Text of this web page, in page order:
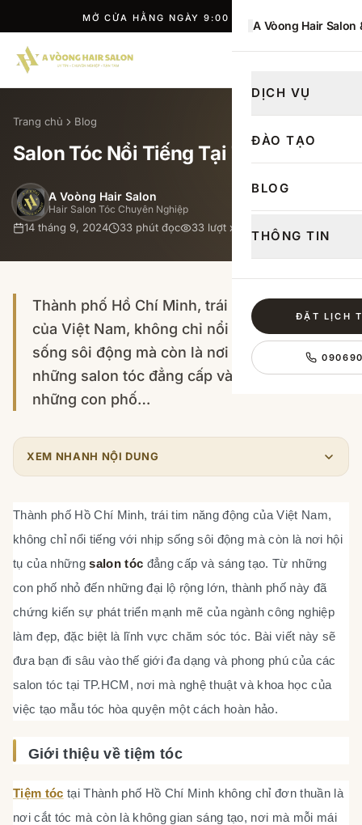
MỞ CỬA HẰNG NGÀY 9:00 — 21:00
A Vòong Hair Salon
DỊCH VỤ
ĐÀO TẠO
BLOG
THÔNG TIN
ĐẶT LỊCH
Trang chủ Blog
Salon Tóc Nổi Tiếng Tại TP.HCM
A Voòng Hair Salon
Hair Salon Tóc Chuyên Nghiệp
14 tháng 9, 2024 33 phút đọc 33 lượt xem
Thành phố Hồ Chí Minh, trái tim năng động
của Việt Nam, không chỉ nổi tiếng với nhịp
sống sôi động mà còn là nơi hội tụ của
những salon tóc đẳng cấp và sáng tạo. Từ
những con phố…
XEM NHANH NỘI DUNG
Thành phố Hồ Chí Minh, trái tim năng động của Việt Nam,
không chỉ nổi tiếng với nhịp sống sôi động mà còn là nơi hội
tụ của nhữngsalon tóc đẳng cấp và sáng tạo. Từ những
con phố nhỏ đến những đại lộ rộng lớn, thành phố này đã
chứng kiến sự phát triển mạnh mẽ của ngành công nghiệp
làm đẹp, đặc biệt là lĩnh vực chăm sóc tóc. Bài viết này sẽ
đưa bạn đi sâu vào thế giới đa dạng và phong phú của các
salon tóc tại TP.HCM, nơi mà nghệ thuật và khoa học của
việc tạo mẫu tóc hòa quyện một cách hoàn hảo.
Giới thiệu về tiệm tóc
Tiệm tóc tại Thành phố Hồ Chí Minh không chỉ đơn thuần là
nơi cắt tóc mà còn là không gian sáng tạo, nơi mà mỗi mái